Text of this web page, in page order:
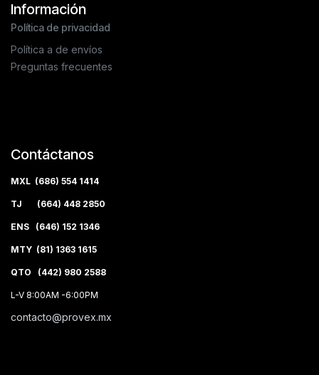
Información
Política de privacidad
Política a de envíos
Preguntas frecuentes
Contáctanos
MXL (686) 554 1414
TJ (664) 448 2850
ENS (646) 152 1346
MTY (81) 1363 1615
QTO (442) 980 2588
L-V 8:00AM -6:00PM
contacto@provex.mx